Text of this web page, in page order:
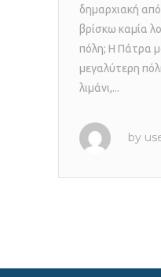
δημαρχιακή
βρίσκω καμία
πόλη; Η Πάτρα
μεγαλύτερη
λιμάνι,...
by